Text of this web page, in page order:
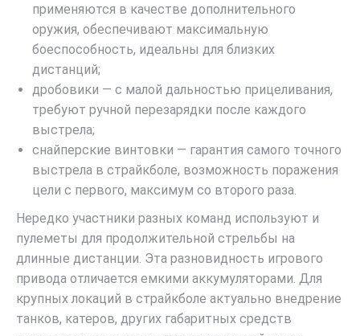
применяются в качестве дополнительного
оружия, обеспечивают максимальную
боеспособность, идеальны для близких
дистанций;
дробовики — с малой дальностью прицеливания,
требуют ручной перезарядки после каждого
выстрела;
снайперские винтовки — гарантия самого точного
выстрела в страйкболе, возможность поражения
цели с первого, максимум со второго раза.
Нередко участники разных команд используют и
пулеметы для продолжительной стрельбы на
длинные дистанции. Эта разновидность игрового
привода отличается емкими аккумуляторами. Для
крупных локаций в страйкболе актуально внедрение
танков, катеров, других габаритных средств